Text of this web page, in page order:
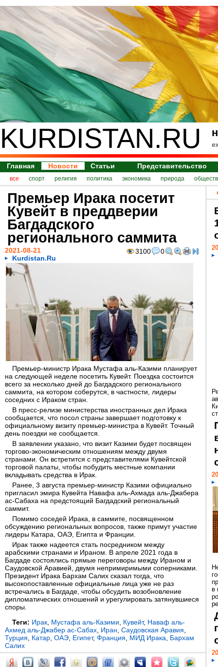
KURDISTAN.RU
Главная Новости Статьи Представительство
все спорт религия политика экономика природа
Премьер Ирака посетит
Кувейт в преддверии
Багдадского
регионального саммита
3100 0
2021-08-21
Kurdistan.Ru
Премьер-министр Ирака Мустафа аль-Казими планирует
на следующей неделе посетить Кувейт. Поездка состоится
всего за несколько дней до Багдадского регионального
саммита, на котором соберутся, в частности, лидеры
соседних с Ираком стран.
В пресс-релизе министерства иностранных дел Ирака
сообщается, что посол страны завершает подготовку к
официальному визиту премьер-министра в Кувейт. Точный
день поездки не сообщается.
В заявлении указано, что визит Казими будет посвящен
торгово-экономическим отношениям между двумя
странами. Он встретится с представителями Кувейтской
торговой палаты, чтобы побудить местные компании
вкладывать средства в Ирак.
Ранее, 3 августа премьер-министр Казими официально
пригласил эмира Кувейта Навафа аль-Ахмада аль-Джабера
ас-Сабаха на предстоящий Багдадский региональный
саммит.
Помимо соседей Ирака, в саммите, посвященном
обсуждению региональных вопросов, также примут участие
лидеры Катара, ОАЭ, Египта и Франции.
Ирак также надеется стать посредником между
арабскими странами и Ираном. В апреле 2021 года в
Багдаде состоялись прямые переговоры между Ираном и
Саудовской Аравией, двумя непримиримыми соперниками.
Президент Ирака Бархам Салих сказал тогда, что
высокопоставленные официальные лица уже не раз
встречались в Багдаде, чтобы обсудить возобновление
дипломатических отношений и урегулировать затянувшиеся
споры.
Теги: Ирак Мустафа аль-Казими Кувейт, Наваф аль-
Ахмед аль-Джабер ас-Сабах Иран Саудовская Аравия
Турция
Катар ОАЭ Египет, Франция МИД Ирака
Бархам
Салих
в